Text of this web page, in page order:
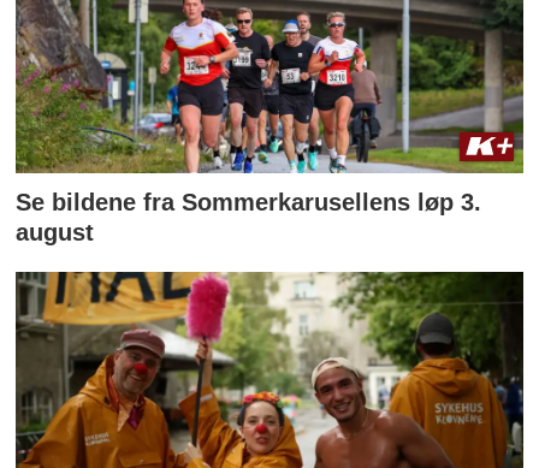
Se bildene fra Sommerkarusellens løp 3.
august